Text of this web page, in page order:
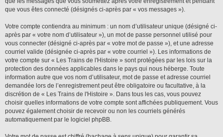
que vous êtes connecté (désignés ci-après par « vos messages »).
Votre compte contiendra au minimum : un nom d’utilisateur unique (désigné ci-
après par « votre nom d’utilisateur »), un mot de passe personnel utilisé pour
vous connecter (désigné ci-après par « votre mot de passe »), et une adresse
courriel valide (désignée ci-après par « votre courriel »). Les informations de
votre compte sur « Les Trains de l'Histoire » sont protégées par les lois sur la
protection des données applicables dans le pays qui nous héberge. Toute
information autre que vos nom d’utilisateur, mot de passe et adresse courriel
demandée lors de l’enregistrement peut être obligatoire ou facultative, à la
discrétion de « Les Trains de l'Histoire ». Dans tous les cas, vous pouvez
choisir quelles informations de votre compte sont affichées publiquement. Vous
pouvez également choisir de recevoir ou non les courriels générés
automatiquement par le logiciel phpBB.